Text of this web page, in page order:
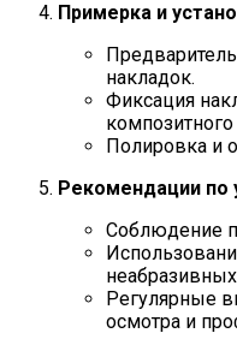
Примерка и
накладок.
Фиксация
Полировка и
Рекомендации по
Соблюдение
неабразивных
Регулярные
осмотра и